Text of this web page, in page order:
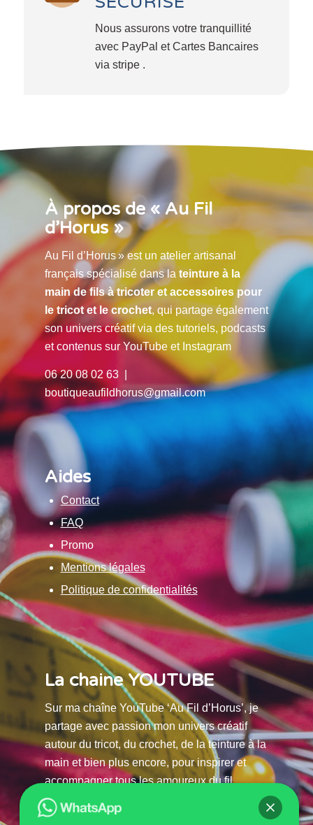
Nous assurons votre tranquillité
avec PayPal et Cartes Bancaires
via stripe .
À propos de « Au Fil
d’Horus »
Au Fil d’Horus » est un atelier artisanal
français spécialisé dans la teinture à la
main de fils à tricoter et accessoires pour
le tricot et le crochet, qui partage également
son univers créatif via des tutoriels, podcasts
et contenus sur YouTube et Instagram
06 20 08 02 63 |
boutiqueaufildhorus@gmail.com
Aides
Contact
FAQ
Promo
Mentions légales
Politique de confidentialités
La chaine YOUTUBE
Sur ma chaîne YouTube ‘Au Fil d’Horus’, je
partage avec passion mon univers créatif
autour du tricot, du crochet, de la teinture à la
main et bien plus encore, pour inspirer et
accompagner tous les amoureux du fil.